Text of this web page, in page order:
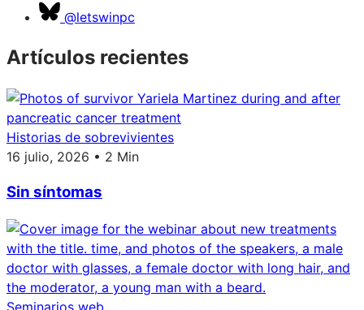
@letswinpc
Artículos recientes
Historias de sobrevivientes
16 julio, 2026 • 2 Min
Sin síntomas
Seminarios web